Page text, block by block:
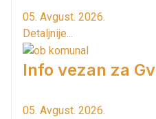
05. Avgust. 2026.
Detaljnije...
Info vezan za
05. Avgust. 2026.